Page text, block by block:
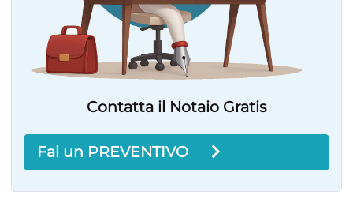
Contatta il Notaio Gratis
Fai un PREVENTIVO